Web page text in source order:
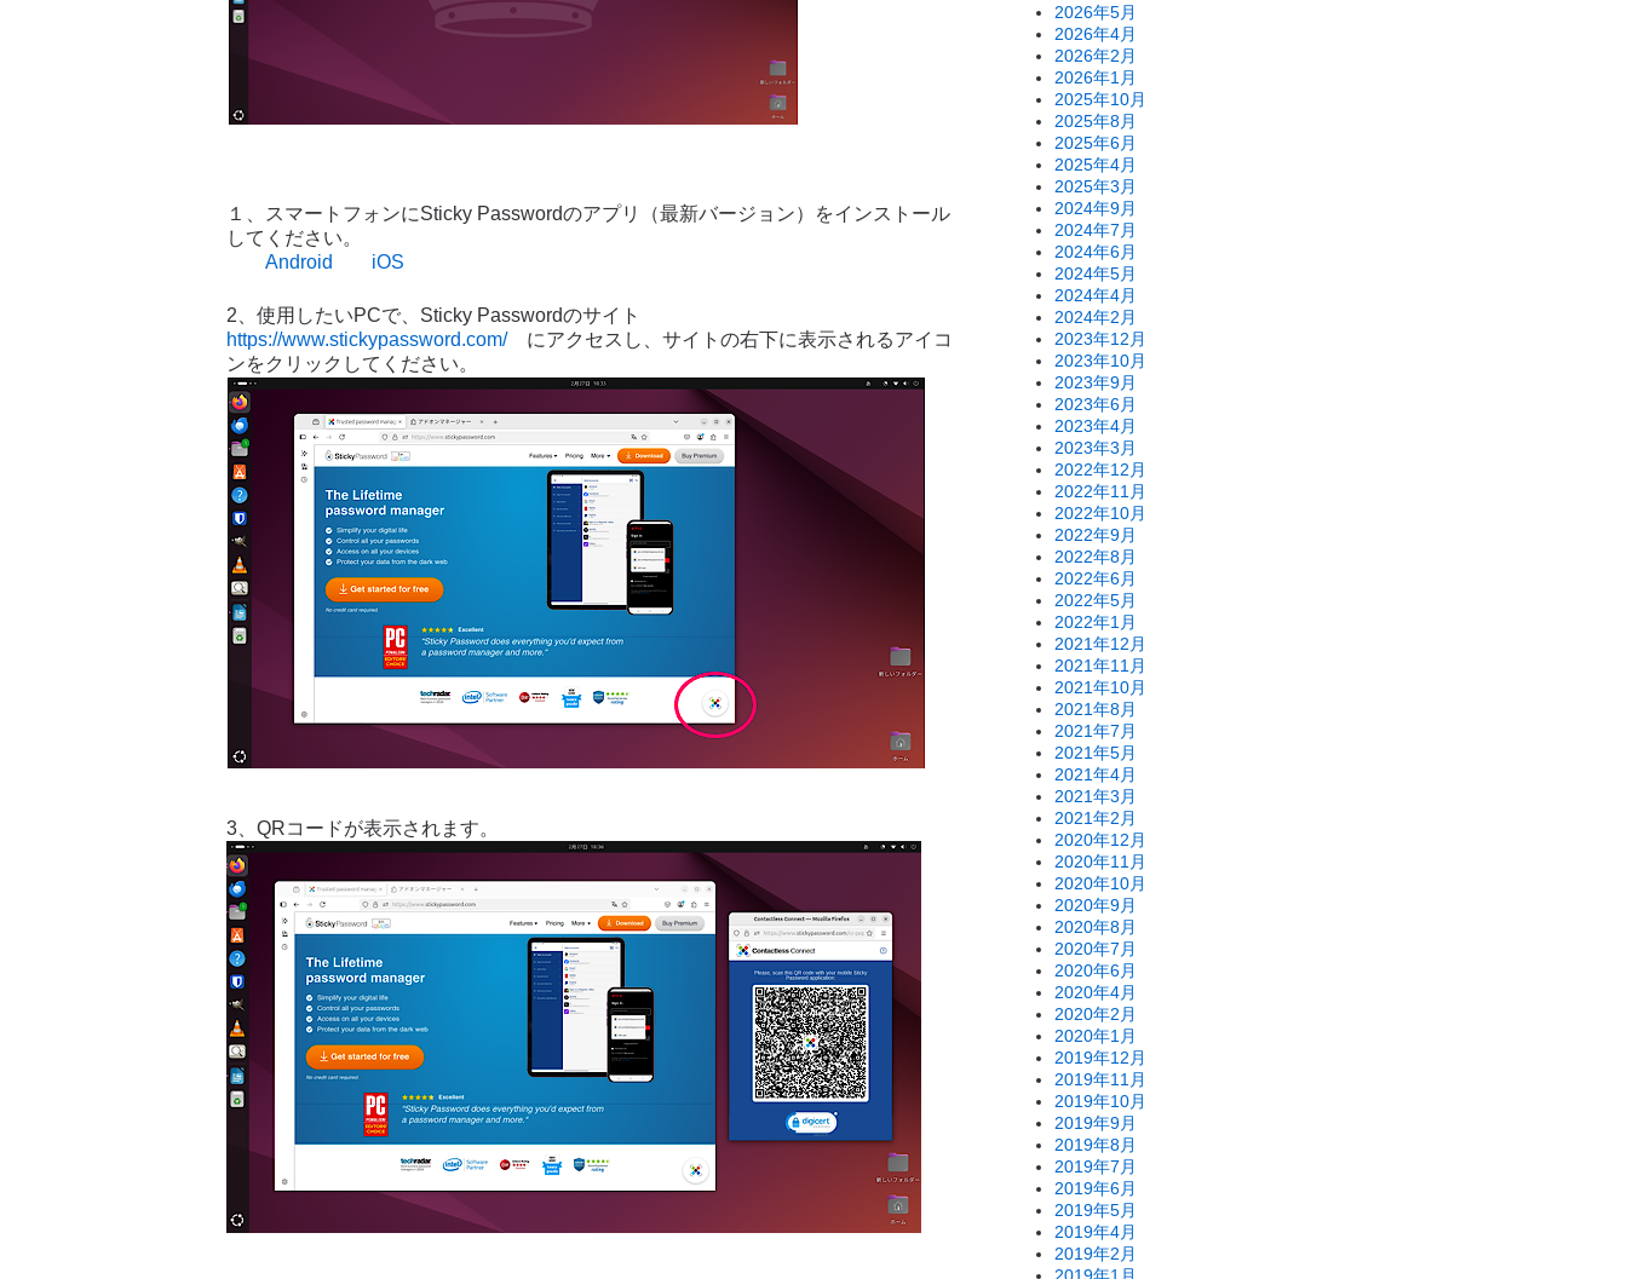
１、スマートフォンにSticky Passwordのアプリ（最新バージョン）をインストール
してください。
Android
iOS
2、使用したいPCで、Sticky Passwordのサイト
https://www.stickypassword.com/にアクセスし、サイトの右下に表示されるアイコ
ンをクリックしてください。
3、QRコードが表示されます。
2026年5月
2026年4月
2026年2月
2026年1月
2025年10月
2025年8月
2025年6月
2025年4月
2025年3月
2024年9月
2024年7月
2024年6月
2024年5月
2024年4月
2024年2月
2023年12月
2023年10月
2023年9月
2023年6月
2023年4月
2023年3月
2022年12月
2022年11月
2022年10月
2022年9月
2022年8月
2022年6月
2022年5月
2022年1月
2021年12月
2021年11月
2021年10月
2021年8月
2021年7月
2021年5月
2021年4月
2021年3月
2021年2月
2020年12月
2020年11月
2020年10月
2020年9月
2020年8月
2020年7月
2020年6月
2020年4月
2020年2月
2020年1月
2019年12月
2019年11月
2019年10月
2019年9月
2019年8月
2019年7月
2019年6月
2019年5月
2019年4月
2019年2月
2019年1月